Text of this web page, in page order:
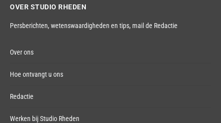
OVER STUDIO RHEDEN
Persberichten, wetenswaardigheden en tips, mail de Redactie
Over ons
Hoe ontvangt u ons
Redactie
Werken bij Studio Rheden